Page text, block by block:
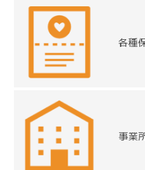
各種
事業